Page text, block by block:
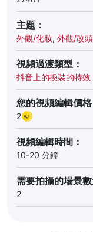
主題：
外觀/化妝, 外觀/改
視頻過渡類型：
抖音上的換裝的特效
您的視頻編輯價格
2
視頻編輯時間：
10-20 分鐘
需要拍攝的場景數
2